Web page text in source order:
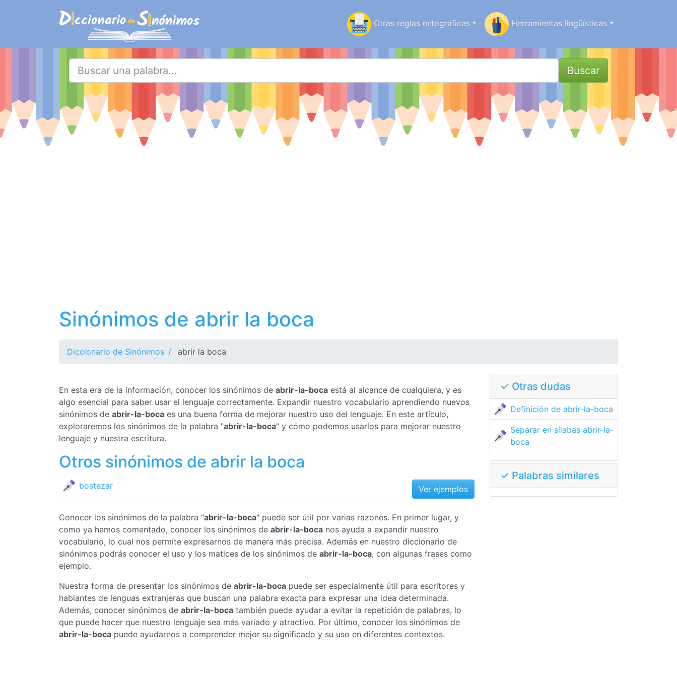
Otras reglas ortográficas Herramientas lingüísticas
Buscar
Sinónimos de abrir la boca
Diccionario de Sinónimos abrir la boca
En esta era de la información, conocer los sinónimos de abrir-la-boca está al alcance de cualquiera, y es
algo esencial para saber usar el lenguaje correctamente. Expandir nuestro vocabulario aprendiendo nuevos
sinónimos de abrir-la-boca es una buena forma de mejorar nuestro uso del lenguaje. En este artículo,
exploraremos los sinónimos de la palabra "abrir-la-boca" y cómo podemos usarlos para mejorar nuestro
lenguaje y nuestra escritura.
Otros sinónimos de abrir la boca
bostezar Ver ejemplos
Conocer los sinónimos de la palabra "abrir-la-boca" puede ser útil por varias razones. En primer lugar, y
como ya hemos comentado, conocer los sinónimos de abrir-la-boca nos ayuda a expandir nuestro
vocabulario, lo cual nos permite expresarnos de manera más precisa. Además en nuestro diccionario de
sinónimos podrás conocer el uso y los matices de los sinónimos de abrir-la-boca, con algunas frases como
ejemplo.
Nuestra forma de presentar los sinónimos de abrir-la-boca puede ser especialmente útil para escritores y
hablantes de lenguas extranjeras que buscan una palabra exacta para expresar una idea determinada.
Además, conocer sinónimos de abrir-la-boca también puede ayudar a evitar la repetición de palabras, lo
que puede hacer que nuestro lenguaje sea más variado y atractivo. Por último, conocer los sinónimos de
abrir-la-boca puede ayudarnos a comprender mejor su significado y su uso en diferentes contextos.
✓ Otras dudas
Definición de abrir-la-boca
Separar en sílabas abrir-la-
boca
✓ Palabras similares